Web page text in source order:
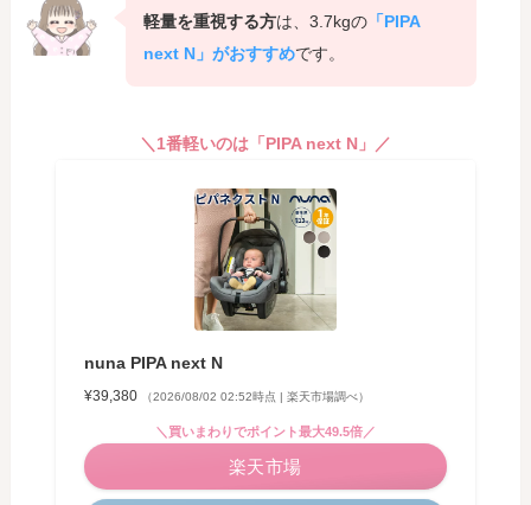
軽量を重視する方は、3.7kgの「PIPA
next N」がおすすめです。
＼1番軽いのは「PIPA next N」／
nuna PIPA next N
¥39,380 （2026/08/02 02:52時点 | 楽天市場調べ）
＼買いまわりでポイント最大49.5倍／
楽天市場